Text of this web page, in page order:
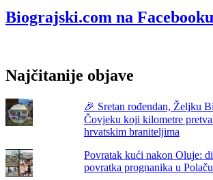
Biograjski.com na
Najčitanije objave
🎉 Sretan rođendan, Željku
Čovjeku koji kilometre
hrvatskim braniteljima
Povratak kući nakon Oluje:
povratka prognanika u